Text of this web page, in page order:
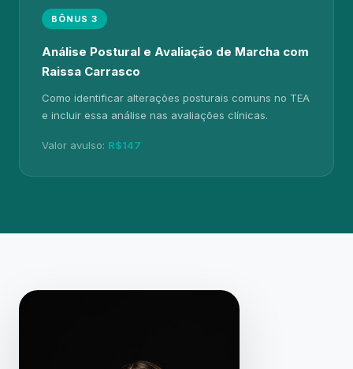
BÔNUS 3
Análise Postural e Avaliação de Marcha com
Raissa Carrasco
Como identificar alterações posturais comuns no TEA
e incluir essa análise nas avaliações clínicas.
Valor avulso: R$147